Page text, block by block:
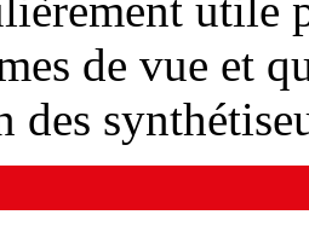
utile
de vue et
des